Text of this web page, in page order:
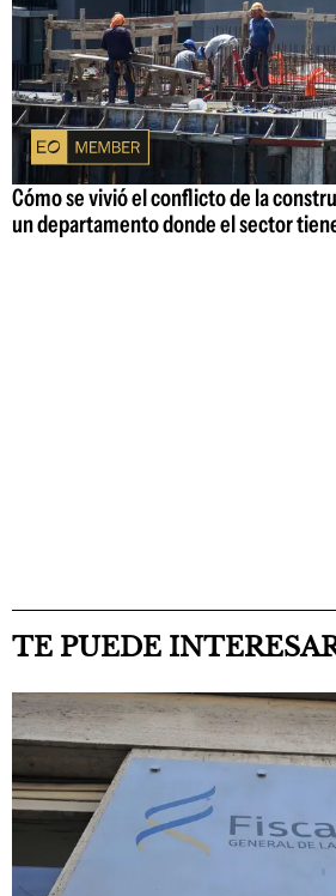
Cómo se vivió el conflicto de la
un departamento donde el sector
TE PUEDE